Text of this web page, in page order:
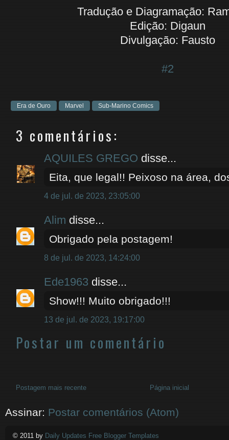
Tradução e Diagramação:
Edição: Digaun
Divulgação: Fausto
#2
Era de Ouro Marvel Sub-Marino Comics
3 comentários:
AQUILES GREGO disse...
Eita, que legal!! Peixoso na área,
4 de jul. de 2023, 23:05:00
Alim disse...
Obrigado pela postagem!
8 de jul. de 2023, 14:24:00
Ede1963 disse...
Show!!! Muito obrigado!!!
13 de jul. de 2023, 19:17:00
Postar um comentário
Postagem mais recente Página inicial
Assinar: Postar comentários (Atom)
© 2011 by Daily Updates Free Blogger Templates